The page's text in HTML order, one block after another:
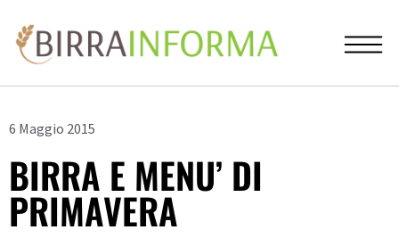
6 Maggio 2015
BIRRA E MENU’ DI
PRIMAVERA